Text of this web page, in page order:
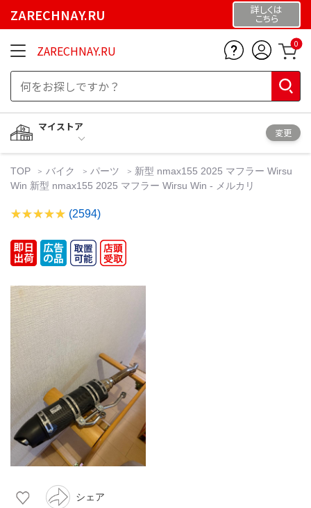
ZARECHNAY.RU 詳しくは
こちら
ZARECHNAY.RU 0
マイストア
変更
TOP バイク パーツ
新型 nmax155 2025 マフラー Wirsu
Win 新型 nmax155 2025 マフラー Wirsu Win - メルカリ
(2594)
シェア